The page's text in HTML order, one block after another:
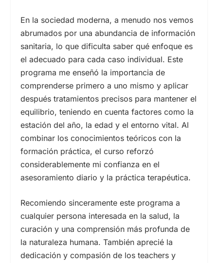
En la sociedad moderna, a menudo nos vemos
abrumados por una abundancia de información
sanitaria, lo que dificulta saber qué enfoque es
el adecuado para cada caso individual. Este
programa me enseñó la importancia de
comprenderse primero a uno mismo y aplicar
después tratamientos precisos para mantener el
equilibrio, teniendo en cuenta factores como la
estación del año, la edad y el entorno vital. Al
combinar los conocimientos teóricos con la
formación práctica, el curso reforzó
considerablemente mi confianza en el
asesoramiento diario y la práctica terapéutica.
Recomiendo sinceramente este programa a
cualquier persona interesada en la salud, la
curación y una comprensión más profunda de
la naturaleza humana. También aprecié la
dedicación y compasión de los teachers y